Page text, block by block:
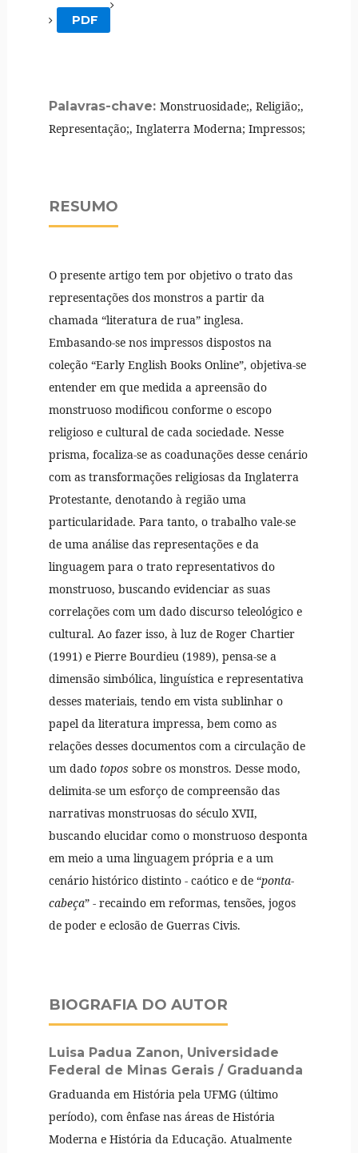
PDF
Palavras-chave:Monstruosidade;, Religião;,
Representação;, Inglaterra Moderna; Impressos;
RESUMO
O presente artigo tem por objetivo o trato das
representações dos monstros a partir da
chamada “literatura de rua” inglesa.
Embasando-se nos impressos dispostos na
coleção “Early English Books Online”, objetiva-se
entender em que medida a apreensão do
monstruoso modificou conforme o escopo
religioso e cultural de cada sociedade. Nesse
prisma, focaliza-se as coadunações desse cenário
com as transformações religiosas da Inglaterra
Protestante, denotando à região uma
particularidade. Para tanto, o trabalho vale-se
de uma análise das representações e da
linguagem para o trato representativos do
monstruoso, buscando evidenciar as suas
correlações com um dado discurso teleológico e
cultural. Ao fazer isso, à luz de Roger Chartier
(1991) e Pierre Bourdieu (1989), pensa-se a
dimensão simbólica, linguística e representativa
desses materiais, tendo em vista sublinhar o
papel da literatura impressa, bem como as
relações desses documentos com a circulação de
um dado topos sobre os monstros. Desse modo,
delimita-se um esforço de compreensão das
narrativas monstruosas do século XVII,
buscando elucidar como o monstruoso desponta
em meio a uma linguagem própria e a um
cenário histórico distinto - caótico e de “ponta-
cabeça” - recaindo em reformas, tensões, jogos
de poder e eclosão de Guerras Civis.
BIOGRAFIA DO AUTOR
Luisa Padua Zanon, Universidade
Federal de Minas Gerais / Graduanda
Graduanda em História pela UFMG (último
período), com ênfase nas áreas de História
Moderna e História da Educação. Atualmente